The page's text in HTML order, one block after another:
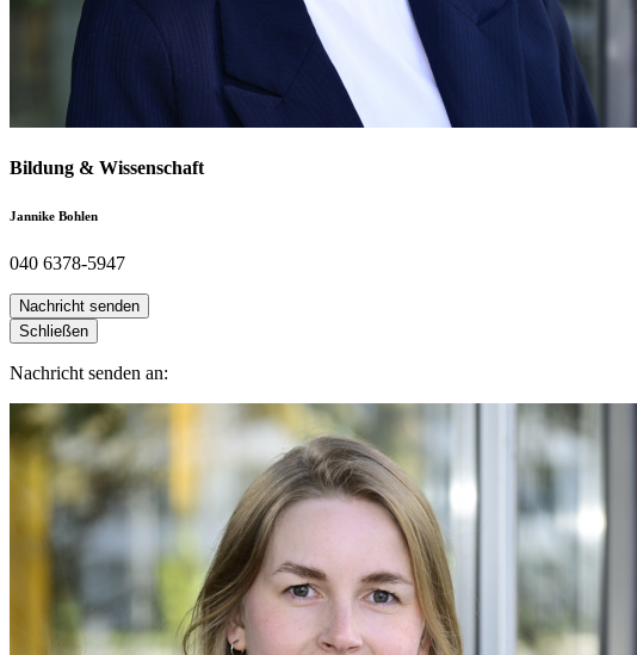
Bildung & Wissenschaft
Jannike Bohlen
040 6378-5947
Nachricht senden
Schließen
Nachricht senden an: